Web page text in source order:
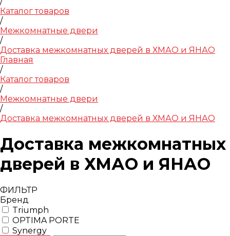
Каталог товаров
/
Межкомнатные двери
/
Доставка межкомнатных дверей в ХМАО и ЯНАО
Главная
/
Каталог товаров
/
Межкомнатные двери
/
Доставка межкомнатных дверей в ХМАО и ЯНАО
Доставка межкомнатных
дверей в ХМАО и ЯНАО
ФИЛЬТР
Бренд
Triumph
OPTIMA PORTE
Synergy